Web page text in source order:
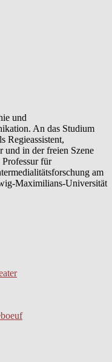
und
An das Studium
Regieassistent,
und in der freien Szene
für
am
Maximilians-Universität